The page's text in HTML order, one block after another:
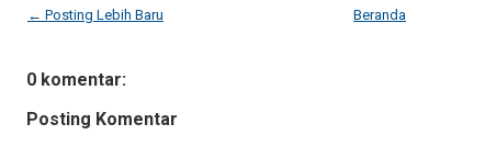
← Posting Lebih Baru Beranda
0 komentar:
Posting Komentar